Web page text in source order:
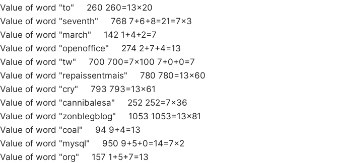
Value of word "to" 260 260=13×20
Value of word "seventh" 768 7+6+8=21=7×3
Value of word "march" 142 1+4+2=7
Value of word "openoffice" 274 2+7+4=13
Value of word "tw" 700 700=7×100 7+0+0=7
Value of word "repaissentmais" 780 780=13×60
Value of word "cry" 793 793=13×61
Value of word "cannibalesa" 252 252=7×36
Value of word "zonblegblog" 1053 1053=13×81
Value of word "coal" 94 9+4=13
Value of word "mysql" 950 9+5+0=14=7×2
Value of word "org" 157 1+5+7=13